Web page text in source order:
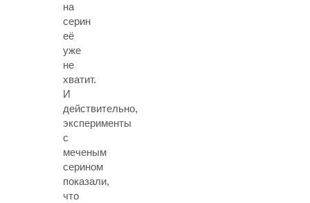
на
серин
её
уже
не
хватит.
И
действительно,
эксперименты
с
меченым
серином
показали,
что